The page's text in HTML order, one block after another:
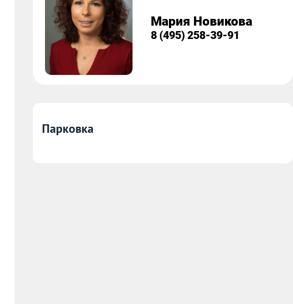
Мария Новикова
8 (495) 258-39-91
Парковка